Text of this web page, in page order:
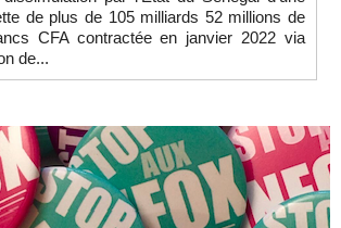
de plus de 105 milliards 52 millions de
CFA contractée en janvier 2022 via
de...